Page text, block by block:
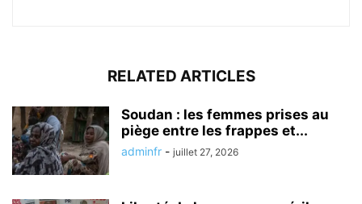
RELATED ARTICLES
Soudan : les femmes prises au
piège entre les frappes et...
adminfr - juillet 27, 2026